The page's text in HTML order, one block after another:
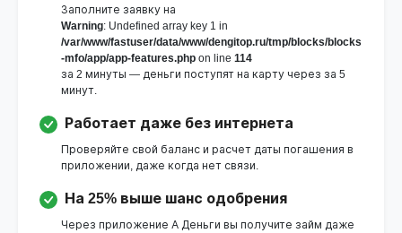
Заполните заявку на
Warning: Undefined array key 1 in
/var/www/fastuser/data/www/dengitop.ru/tmp/blocks/blocks
-mfo/app/app-features.php on line 114
за 2 минуты — деньги поступят на карту через за 5
минут.
Работает даже без интернета
Проверяйте свой баланс и расчет даты погашения в
приложении, даже когда нет связи.
На 25% выше шанс одобрения
Через приложение А Деньги вы получите займ даже